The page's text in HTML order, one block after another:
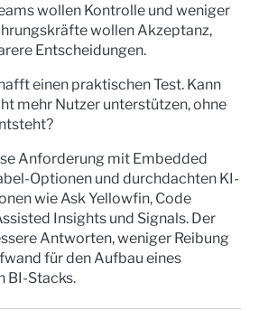
wollen Kontrolle und weniger
wollen Akzeptanz,
Entscheidungen.
einen praktischen Test. Kann
mehr Nutzer unterstützen, ohne
Anforderung mit Embedded
Optionen und durchdachten KI-
wie Ask Yellowfin, Code
Insights und Signals. Der
Antworten, weniger Reibung
für den Aufbau eines
BI-Stacks.